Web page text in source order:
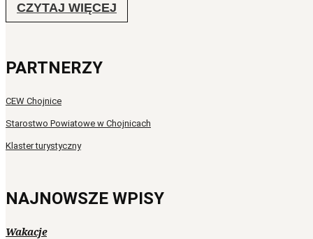
CZYTAJ WIĘCEJ
PARTNERZY
CEW Chojnice
Starostwo Powiatowe w Chojnicach
Klaster turystyczny
NAJNOWSZE WPISY
Wakacje